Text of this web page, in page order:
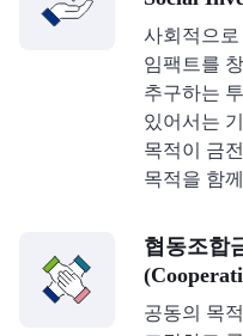
사회적으
임팩트를
추구하는
있어서는
목적이 금
목적을 함
협동조합
공동의 목